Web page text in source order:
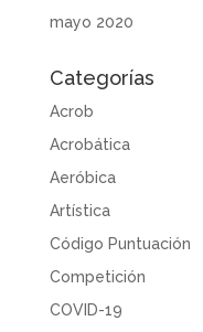
mayo 2020
Categorías
Acrob
Acrobática
Aeróbica
Artística
Código Puntuación
Competición
COVID-19